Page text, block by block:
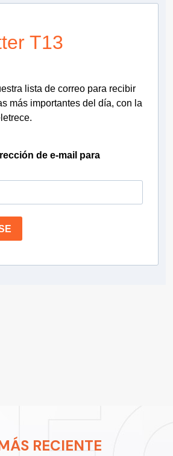
T13
lista de correo para recibir
más importantes del día, con la
de e-mail para
RECIENTE